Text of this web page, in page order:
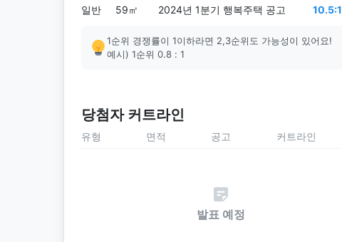
일반 59㎡ 2024년 1분기 행복주택 공고 10.5:1
1순위 경쟁률이 1이하라면 2,3순위도 가능성이 있어요!
예시) 1순위 0.8 : 1
당첨자 커트라인
유형 면적 공고 커트라인
발표 예정